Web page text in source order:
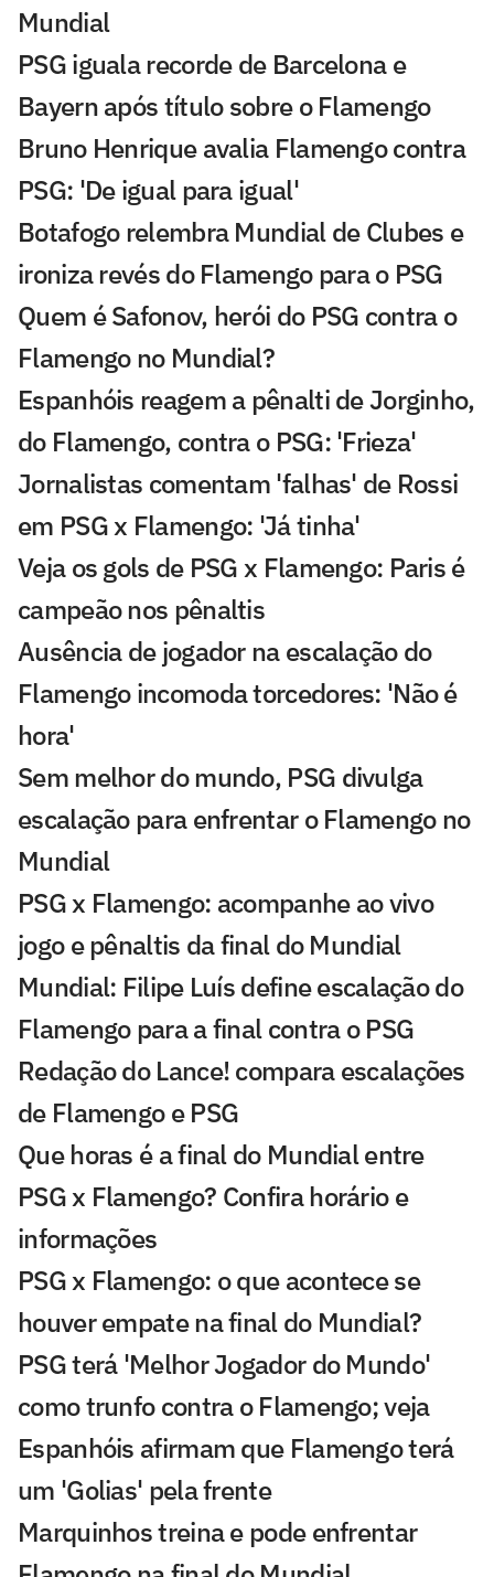
Mundial
PSG iguala recorde de Barcelona e
Bayern após título sobre o Flamengo
Bruno Henrique avalia Flamengo contra
PSG: 'De igual para igual'
Botafogo relembra Mundial de Clubes e
ironiza revés do Flamengo para o PSG
Quem é Safonov, herói do PSG contra o
Flamengo no Mundial?
Espanhóis reagem a pênalti de Jorginho,
do Flamengo, contra o PSG: 'Frieza'
Jornalistas comentam 'falhas' de Rossi
em PSG x Flamengo: 'Já tinha'
Veja os gols de PSG x Flamengo: Paris é
campeão nos pênaltis
Ausência de jogador na escalação do
Flamengo incomoda torcedores: 'Não é
hora'
Sem melhor do mundo, PSG divulga
escalação para enfrentar o Flamengo no
Mundial
PSG x Flamengo: acompanhe ao vivo
jogo e pênaltis da final do Mundial
Mundial: Filipe Luís define escalação do
Flamengo para a final contra o PSG
Redação do Lance! compara escalações
de Flamengo e PSG
Que horas é a final do Mundial entre
PSG x Flamengo? Confira horário e
informações
PSG x Flamengo: o que acontece se
houver empate na final do Mundial?
PSG terá 'Melhor Jogador do Mundo'
como trunfo contra o Flamengo; veja
Espanhóis afirmam que Flamengo terá
um 'Golias' pela frente
Marquinhos treina e pode enfrentar